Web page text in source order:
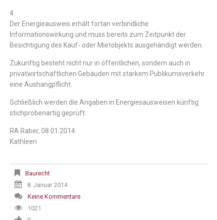
4.
Der Energieausweis erhält fortan verbindliche
Informationswirkung und muss bereits zum Zeitpunkt der
Besichtigung des Kauf- oder Mietobjekts ausgehändigt werden.
Zukünftig besteht nicht nur in öffentlichen, sondern auch in
privatwirtschaftlichen Gebäuden mit starkem Publikumsverkehr
eine Aushangpflicht.
Schließlich werden die Angaben in Energiesausweisen künftig
stichprobenartig geprüft.
RA Raber, 08.01.2014
Kathleen
Baurecht
8. Januar 2014
Keine Kommentare
1021